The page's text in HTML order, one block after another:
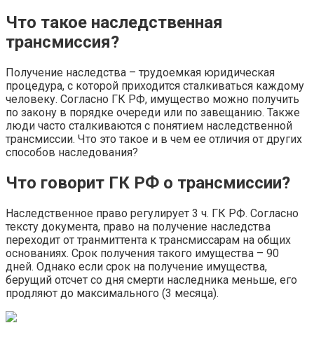
Что такое наследственная
трансмиссия?
Получение наследства – трудоемкая юридическая
процедура, с которой приходится сталкиваться каждому
человеку. Согласно ГК РФ, имущество можно получить
по закону в порядке очереди или по завещанию. Также
люди часто сталкиваются с понятием наследственной
трансмиссии. Что это такое и в чем ее отличия от других
способов наследования?
Что говорит ГК РФ о трансмиссии?
Наследственное право регулирует 3 ч. ГК РФ. Согласно
тексту документа, право на получение наследства
переходит от транмиттента к трансмиссарам на общих
основаниях. Срок получения такого имущества – 90
дней. Однако если срок на получение имущества,
берущий отсчет со дня смерти наследника меньше, его
продляют до максимального (3 месяца).